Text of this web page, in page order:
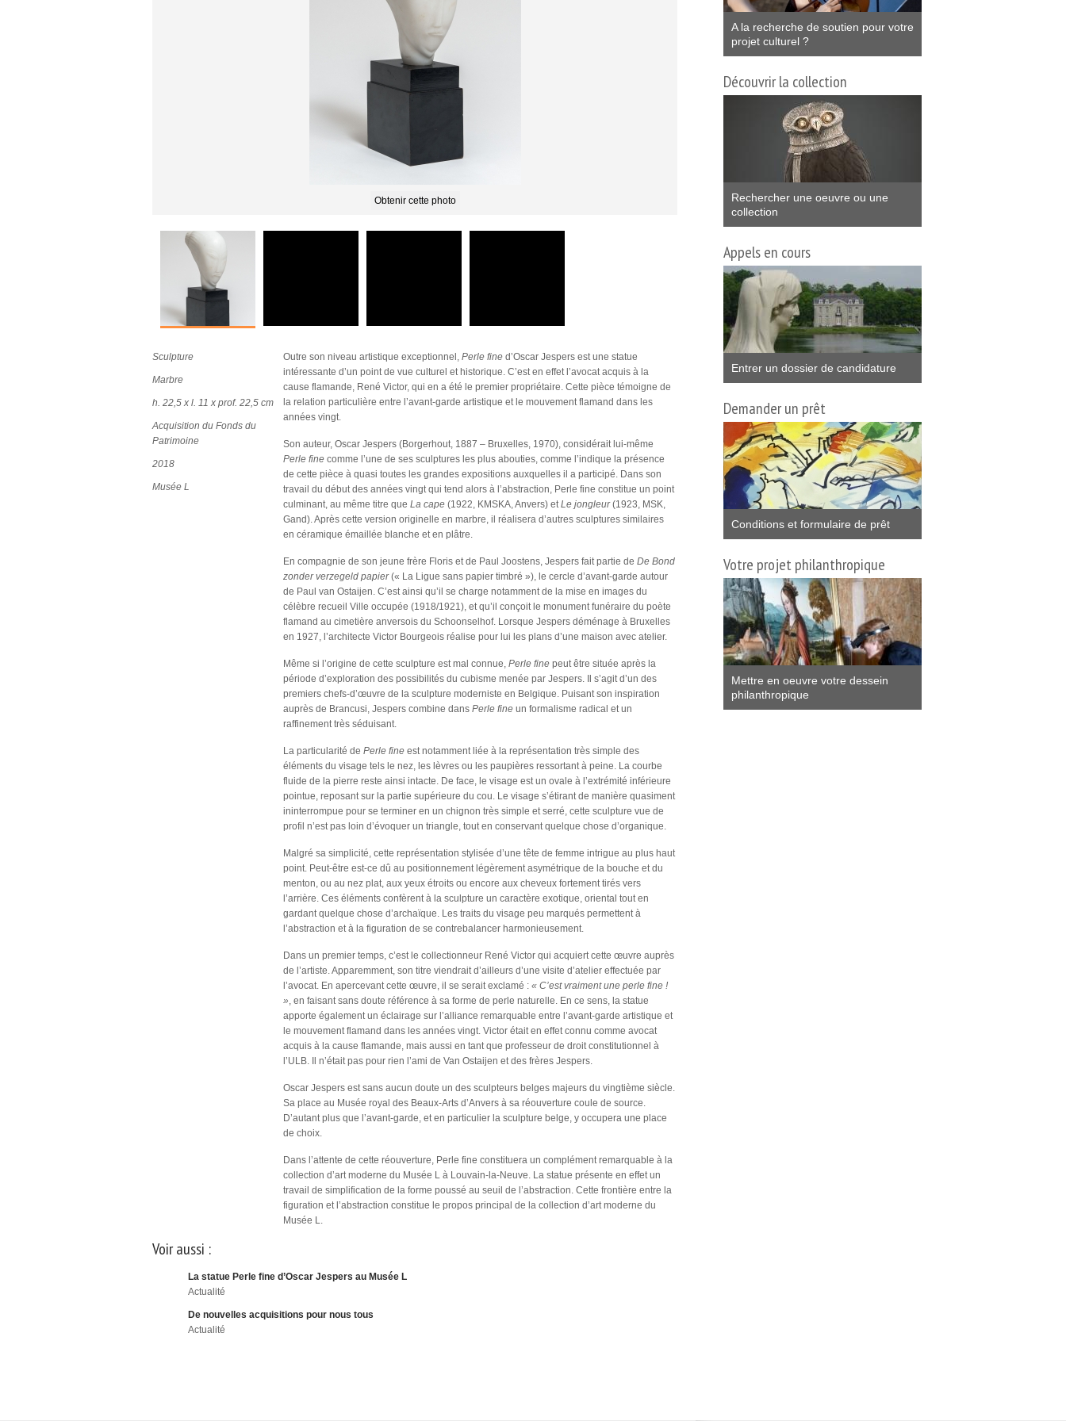
Obtenir cette photo
Outre son niveau artistique exceptionnel, Perle fine d’Oscar Jespers est une statue
intéressante d’un point de vue culturel et historique. C’est en effet l’avocat acquis à la
cause flamande, René Victor, qui en a été le premier propriétaire. Cette pièce témoigne de
la relation particulière entre l’avant-garde artistique et le mouvement flamand dans les
années vingt.
Son auteur, Oscar Jespers (Borgerhout, 1887 – Bruxelles, 1970), considérait lui-même
Perle fine comme l’une de ses sculptures les plus abouties, comme l’indique la présence
de cette pièce à quasi toutes les grandes expositions auxquelles il a participé. Dans son
travail du début des années vingt qui tend alors à l’abstraction, Perle fine constitue un point
culminant, au même titre que La cape (1922, KMSKA, Anvers) etLe jongleur(1923, MSK,
Gand). Après cette version originelle en marbre, il réalisera d’autres sculptures similaires
en céramique émaillée blanche et en plâtre.
En compagnie de son jeune frère Floris et de Paul Joostens, Jespers fait partie de De Bond
zonder verzegeld papier(« La Ligue sans papier timbré »), le cercle d’avant-garde autour
de Paul van Ostaijen. C’est ainsi qu’il se charge notamment de la mise en images du
célèbre recueil Ville occupée (1918/1921), et qu’il conçoit le monument funéraire du poète
flamand au cimetière anversois du Schoonselhof. Lorsque Jespers déménage à Bruxelles
en 1927, l’architecte Victor Bourgeois réalise pour lui les plans d’une maison avec atelier.
Même si l’origine de cette sculpture est mal connue, Perle fine peut être située après la
période d’exploration des possibilités du cubisme menée par Jespers. Il s’agit d’un des
premiers chefs-d’œuvre de la sculpture moderniste en Belgique. Puisant son inspiration
auprès de Brancusi, Jespers combine dans Perle fine un formalisme radical et un
raffinement très séduisant.
La particularité de Perle fine est notamment liée à la représentation très simple des
éléments du visage tels le nez, les lèvres ou les paupières ressortant à peine. La courbe
fluide de la pierre reste ainsi intacte. De face, le visage est un ovale à l’extrémité inférieure
pointue, reposant sur la partie supérieure du cou. Le visage s’étirant de manière quasiment
ininterrompue pour se terminer en un chignon très simple et serré, cette sculpture vue de
profil n’est pas loin d’évoquer un triangle, tout en conservant quelque chose d’organique.
Malgré sa simplicité, cette représentation stylisée d’une tête de femme intrigue au plus haut
point. Peut-être est-ce dû au positionnement légèrement asymétrique de la bouche et du
menton, ou au nez plat, aux yeux étroits ou encore aux cheveux fortement tirés vers
l’arrière. Ces éléments confèrent à la sculpture un caractère exotique, oriental tout en
gardant quelque chose d’archaïque. Les traits du visage peu marqués permettent à
l’abstraction et à la figuration de se contrebalancer harmonieusement.
Dans un premier temps, c’est le collectionneur René Victor qui acquiert cette œuvre auprès
de l’artiste. Apparemment, son titre viendrait d’ailleurs d’une visite d’atelier effectuée par
l’avocat. En apercevant cette œuvre, il se serait exclamé : « C’est vraiment une perle fine !
», en faisant sans doute référence à sa forme de perle naturelle. En ce sens, la statue
apporte également un éclairage sur l’alliance remarquable entre l’avant-garde artistique et
le mouvement flamand dans les années vingt. Victor était en effet connu comme avocat
acquis à la cause flamande, mais aussi en tant que professeur de droit constitutionnel à
l’ULB. Il n’était pas pour rien l’ami de Van Ostaijen et des frères Jespers.
Oscar Jespers est sans aucun doute un des sculpteurs belges majeurs du vingtième siècle.
Sa place au Musée royal des Beaux-Arts d’Anvers à sa réouverture coule de source.
D’autant plus que l’avant-garde, et en particulier la sculpture belge, y occupera une place
de choix.
Dans l’attente de cette réouverture, Perle fine constituera un complément remarquable à la
collection d’art moderne du Musée L à Louvain-la-Neuve. La statue présente en effet un
travail de simplification de la forme poussé au seuil de l’abstraction. Cette frontière entre la
figuration et l’abstraction constitue le propos principal de la collection d’art moderne du
Musée L.
Sculpture
Marbre
h. 22,5 x l. 11 x prof. 22,5 cm
Acquisition du Fonds du
Patrimoine
2018
Musée L
Voir aussi :
La statue Perle fine d’Oscar Jespers au Musée L
Actualité
De nouvelles acquisitions pour nous tous
Actualité
A la recherche de soutien pour votre
projet culturel ?
Découvrir la collection
Rechercher une oeuvre ou une
collection
Appels en cours
Entrer un dossier de candidature
Demander un prêt
Conditions et formulaire de prêt
Votre projet philanthropique
Mettre en oeuvre votre dessein
philanthropique